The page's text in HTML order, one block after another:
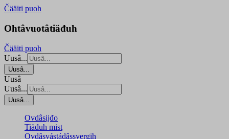
Čääiti puoh
Ohtâvuotâtiäđuh
Čääiti puoh
Uusâ...
Uusâ...
Uusâ
Uusâ...
Uusâ...
Ovdâsijđo
Tiäđuh mist
Ovdâsvástádâssyergih